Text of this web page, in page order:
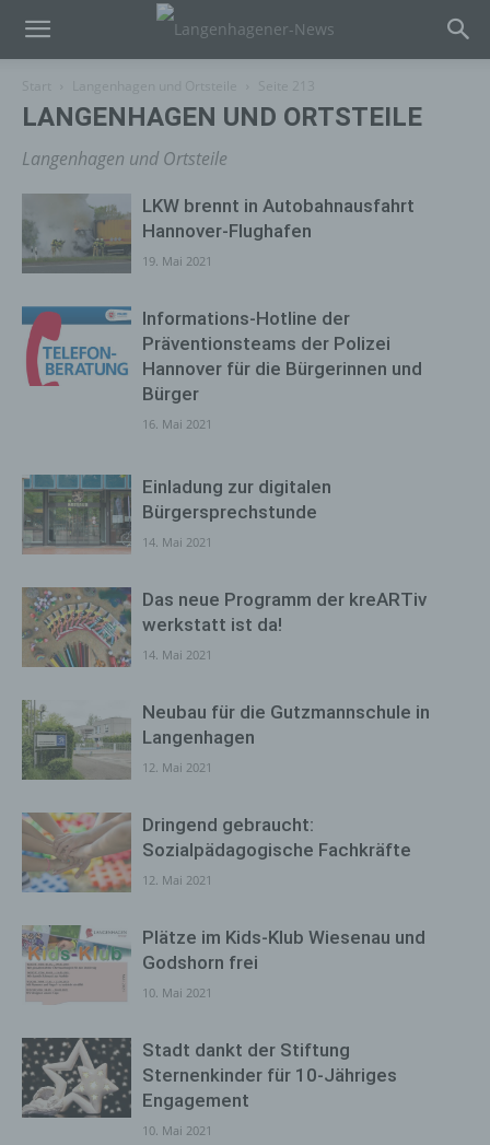
LANGENHAGEN UND ORTSTEILE
Langenhagen und Ortsteile
LKW brennt in Autobahnausfahrt
Hannover-Flughafen
19. Mai 2021
Informations-Hotline der
Präventionsteams der Polizei
Hannover für die Bürgerinnen und
Bürger
16. Mai 2021
Einladung zur digitalen
Bürgersprechstunde
14. Mai 2021
Das neue Programm der kreARTiv
werkstatt ist da!
14. Mai 2021
Neubau für die Gutzmannschule in
Langenhagen
12. Mai 2021
Dringend gebraucht:
Sozialpädagogische Fachkräfte
12. Mai 2021
Plätze im Kids-Klub Wiesenau und
Godshorn frei
10. Mai 2021
Stadt dankt der Stiftung
Sternenkinder für 10-Jähriges
Engagement
10. Mai 2021